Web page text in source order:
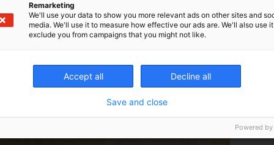
Remarketing
We'll use your data to show you more relevant ads on other sites and
media. We'll use it to measure how effective our ads are. We'll also use
exclude you from campaigns that you might not like.
Accept all Decline all
Save and close
Powered by